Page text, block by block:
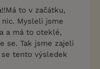
to v začátku,
Mysleli jsme
a má to oteklé,
se. Tak jsme zajeli
tento výsledek